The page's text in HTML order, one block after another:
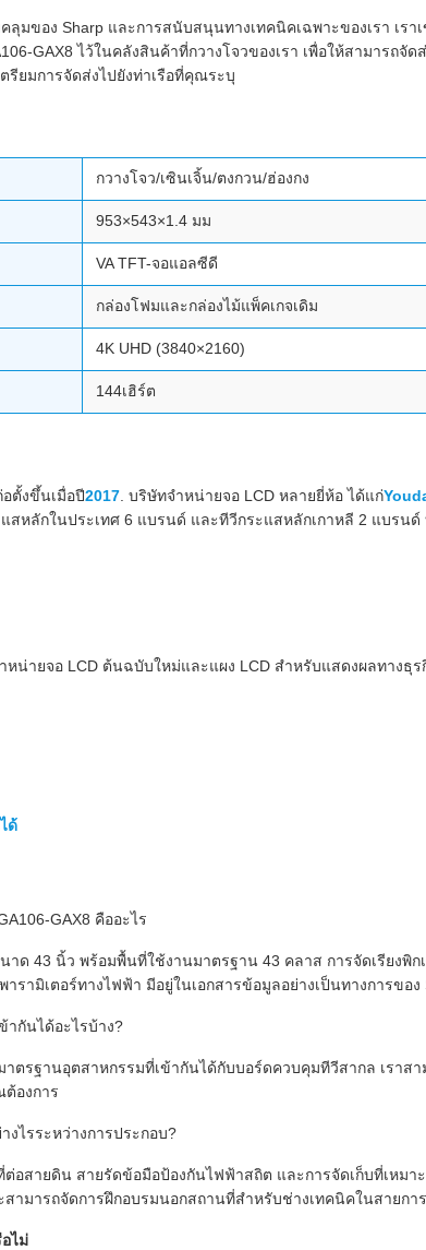
มของ Sharp และการสนับสนุนทางเทคนิคเฉพาะของเรา เร
GAX8 ไว้ในคลังสินค้าที่กวางโจวของเรา เพื่อให้สามารถ
รียมการจัดส่งไปยังท่าเรือที่คุณระบุ
กวางโจว/เซินเจิ้น/ตงกวน/ฮ่องกง
953×543×1.4 มม
VA TFT-จอแอลซีดี
กล่องโฟมและกล่องไม้แพ็คเกจเดิม
4K UHD (3840×2160)
144เฮิร์ต
อตั้งขึ้นเมื่อปี2017 . บริษัทจำหน่ายจอ LCD หลายยี่ห้อ ได้แก่
สหลักในประเทศ 6 แบรนด์ และทีวีกระแสหลักเกาหลี 2 แบร
น่ายจอ LCD ต้นฉบับใหม่และแผง LCD สำหรับแสดงผลทาง
ด้
GAX8 คืออะไร
นาด 43 นิ้ว พร้อมพื้นที่ใช้งานมาตรฐาน 43 คลาส การจัดเรียง
ามิเตอร์ทางไฟฟ้า มีอยู่ในเอกสารข้อมูลอย่างเป็นทางการของ
ากันได้อะไรบ้าง?
ตรฐานอุตสาหกรรมที่เข้ากันได้กับบอร์ดควบคุมทีวีสากล เรา
องการ
งไรระหว่างการประกอบ?
อสายดิน สายรัดข้อมือป้องกันไฟฟ้าสถิต และการจัดเก็บที่เห
ามารถจัดการฝึกอบรมนอกสถานที่สำหรับช่างเทคนิคในสายกา
ไม่